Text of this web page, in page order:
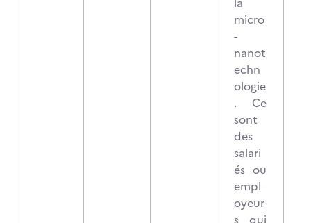
micro
-
nanot
echn
ologie
. Ce
sont
des
salari
és ou
empl
oyeur
s qui